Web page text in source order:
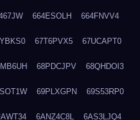
664ESOLH 664FNVV4
67T6PVX5 67UCAPT0
68PDCJPV 68QHDOI3
69PLXGPN 69S53RP0
6ANZ4C8L 6AS3LJQ4